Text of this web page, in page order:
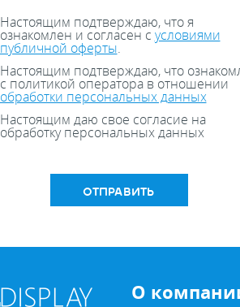
Настоящим подтверждаю, что я
ознакомлен и согласен с условиями
публичной оферты.
Настоящим подтверждаю, что
с политикой оператора в отношении
обработки персональных данных
Настоящим даю свое согласие на
обработку персональных данных
ОТПРАВИТЬ
О